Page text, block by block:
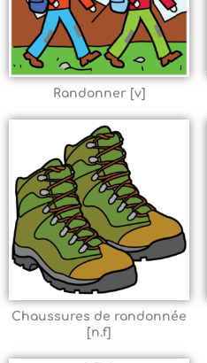
Randonner [v]
Chaussures de randonnée
[n.f]